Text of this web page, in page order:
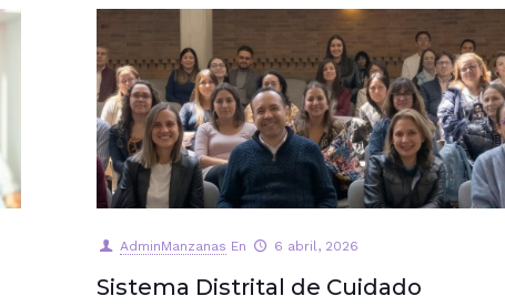
AdminManzanas En 6 abril, 2026
Sistema Distrital de Cuidado